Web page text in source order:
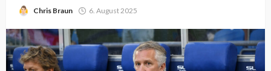
Chris Braun 6. August 2025